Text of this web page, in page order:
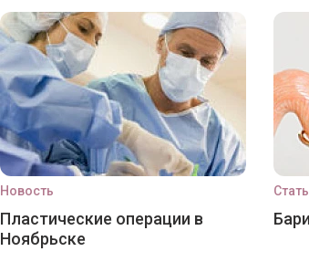
Новость
Пластические операции в
Ноябрьске